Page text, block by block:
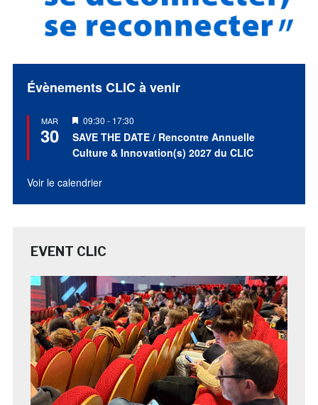
Évènements CLIC à venir
MAR
30
Mis
en
avant
09:30 - 17:30
SAVE THE DATE / Rencontre Annuelle
Culture & Innovation(s) 2027 du CLIC
Voir le calendrier
EVENT CLIC